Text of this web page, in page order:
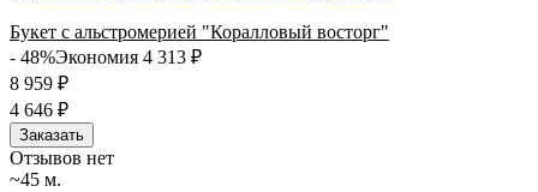
Букет с альстромерией "Коралловый восторг"
- 48%Экономия 4 313 ₽
8 959 ₽
4 646 ₽
Заказать
Отзывов нет
~45 м.